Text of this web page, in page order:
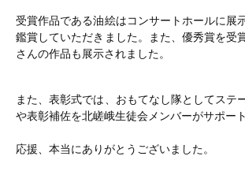
受賞作品である油絵はコンサートホールに展
鑑賞していただきました。また、優秀賞を受
さんの作品も展示されました。
また、表彰式では、おもてなし隊としてステ
や表彰補佐を北嵯峨生徒会メンバーがサポー
応援、本当にありがとうございました。